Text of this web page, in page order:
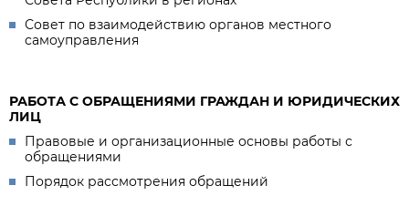
Совет по взаимодействию органов местного
самоуправления
РАБОТА С ОБРАЩЕНИЯМИ ГРАЖДАН И ЮРИДИЧЕСКИХ
ЛИЦ
Правовые и организационные основы работы с
обращениями
Порядок рассмотрения обращений